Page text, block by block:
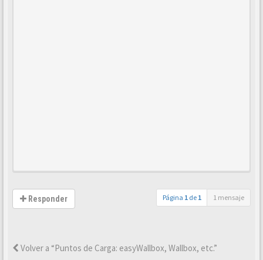
Responder Página 1 de 1 1 mensaje
Volver a “Puntos de Carga: easyWallbox, Wallbox, etc.”